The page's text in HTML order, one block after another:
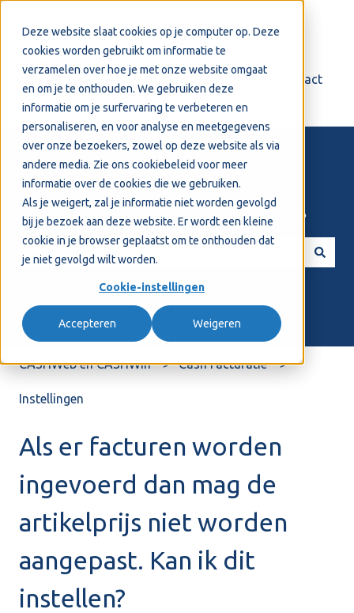
Deze website slaat cookies op je computer op. Deze
cookies worden gebruikt om informatie te
verzamelen over hoe je met onze website omgaat
en om je te onthouden. We gebruiken deze
informatie om je surfervaring te verbeteren en
personaliseren, en voor analyse en meetgegevens
over onze bezoekers, zowel op deze website als via
andere media. Zie ons cookiebeleid voor meer
informatie over de cookies die we gebruiken.
Als je weigert, zal je informatie niet worden gevolgd
bij je bezoek aan deze website. Er wordt een kleine
cookie in je browser geplaatst om te onthouden dat
je niet gevolgd wilt worden.
Cookie-instellingen
Accepteren Weigeren
Support Contact
Welkom! Hoe kunnen we je helpen?
CASHWeb en CASHWin Cash Facturatie
Instellingen
Als er facturen worden
ingevoerd dan mag de
artikelprijs niet worden
aangepast. Kan ik dit
instellen?